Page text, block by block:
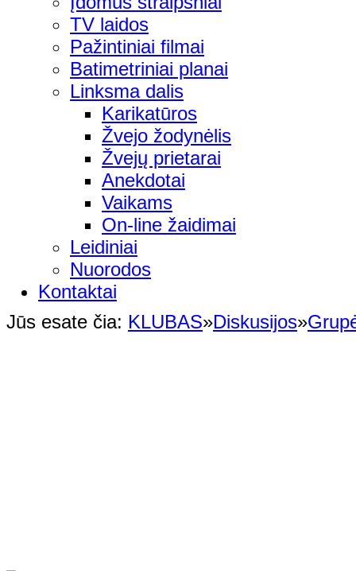
TV laidos
Pažintiniai filmai
Batimetriniai planai
Linksma dalis
Karikatūros
Žvejo žodynėlis
Žvejų prietarai
Anekdotai
Vaikams
On-line žaidimai
Leidiniai
Nuorodos
Kontaktai
Jūs esate čia: KLUBAS»Diskusijos»